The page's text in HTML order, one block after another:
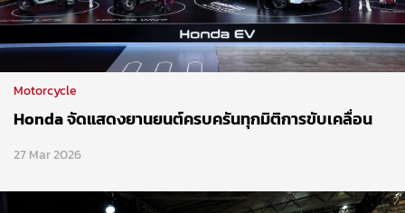
Motorcycle
Honda จัดแสดงยานยนต์ครบครันทุกมิติการขับเคลื่อน
27 Mar 2026